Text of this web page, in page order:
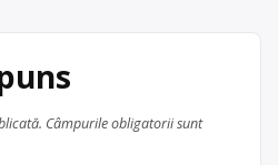
în
Câmpurile obligatorii sunt